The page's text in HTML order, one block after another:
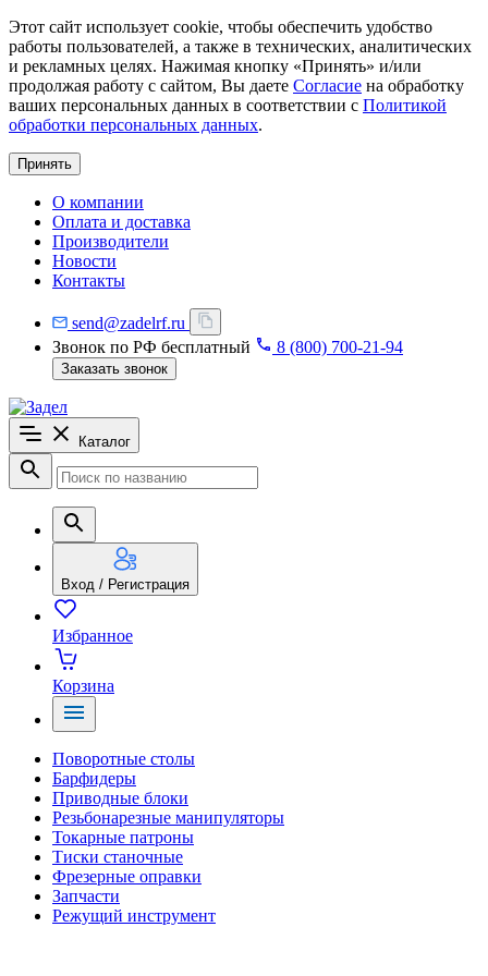
Этот сайт использует cookie, чтобы обеспечить удобство
работы пользователей, а также в технических, аналитических
и рекламных целях. Нажимая кнопку «Принять» и/или
продолжая работу с сайтом, Вы даете Согласие на обработку
ваших персональных данных в соответствии с Политикой
обработки персональных данных.
Принять
О компании
Оплата и доставка
Производители
Новости
Контакты
send@zadelrf.ru
Звонок по РФ бесплатный
8 (800) 700-21-94
Заказать звонок
Каталог
Вход / Регистрация
Избранное
Корзина
Поворотные столы
Барфидеры
Приводные блоки
Резьбонарезные манипуляторы
Токарные патроны
Тиски станочные
Фрезерные оправки
Запчасти
Режущий инструмент